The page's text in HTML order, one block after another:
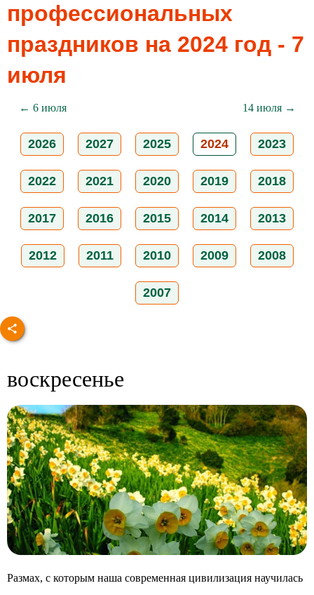
профессиональных
праздников на 2024 год - 7
июля
← 6 июля 14 июля →
2026 2027 2025 2024 2023
2022 2021 2020 2019 2018
2017 2016 2015 2014 2013
2012 2011 2010 2009 2008
2007
воскресенье
Размах, с которым наша современная цивилизация научилась